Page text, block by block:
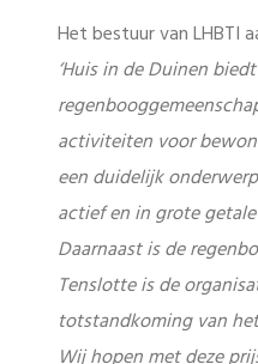
Het bestuur van LHBTI
‘Huis in de Duinen
activiteiten voor
een duidelijk
actief en in grote
Daarnaast is de
Tenslotte is de
totstandkoming van